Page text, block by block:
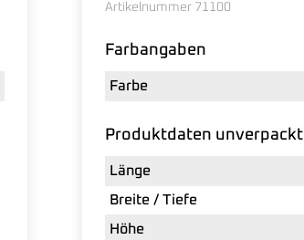
Artikelnummer 71100
Farbangaben
Farbe
Produktdaten unverpackt
Länge
Breite / Tiefe
Höhe